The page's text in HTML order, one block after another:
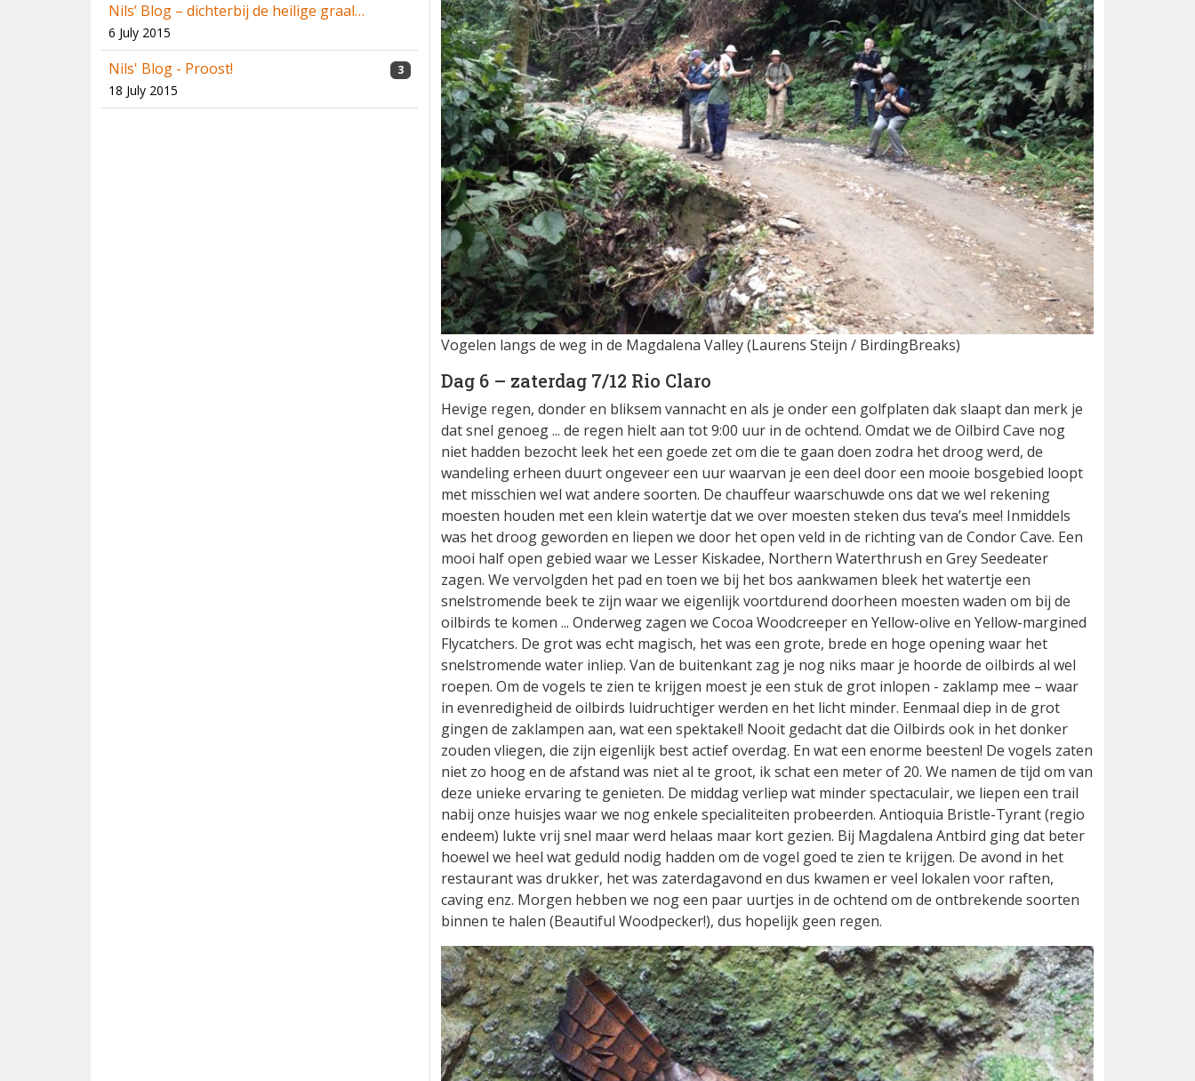
Nils’ Blog – dichterbij de heilige graal…
6 July 2015
Nils' Blog - Proost!
18 July 2015
3
Vogelen langs de weg in de Magdalena Valley (Laurens Steijn / BirdingBreaks)
Dag 6 – zaterdag 7/12 Rio Claro
Hevige regen, donder en bliksem vannacht en als je onder een golfplaten dak slaapt dan merk je
dat snel genoeg ... de regen hielt aan tot 9:00 uur in de ochtend. Omdat we de Oilbird Cave nog
niet hadden bezocht leek het een goede zet om die te gaan doen zodra het droog werd, de
wandeling erheen duurt ongeveer een uur waarvan je een deel door een mooie bosgebied loopt
met misschien wel wat andere soorten. De chauffeur waarschuwde ons dat we wel rekening
moesten houden met een klein watertje dat we over moesten steken dus teva’s mee! Inmiddels
was het droog geworden en liepen we door het open veld in de richting van de Condor Cave. Een
mooi half open gebied waar we Lesser Kiskadee, Northern Waterthrush en Grey Seedeater
zagen. We vervolgden het pad en toen we bij het bos aankwamen bleek het watertje een
snelstromende beek te zijn waar we eigenlijk voortdurend doorheen moesten waden om bij de
oilbirds te komen ... Onderweg zagen we Cocoa Woodcreeper en Yellow-olive en Yellow-margined
Flycatchers. De grot was echt magisch, het was een grote, brede en hoge opening waar het
snelstromende water inliep. Van de buitenkant zag je nog niks maar je hoorde de oilbirds al wel
roepen. Om de vogels te zien te krijgen moest je een stuk de grot inlopen - zaklamp mee – waar
in evenredigheid de oilbirds luidruchtiger werden en het licht minder. Eenmaal diep in de grot
gingen de zaklampen aan, wat een spektakel! Nooit gedacht dat die Oilbirds ook in het donker
zouden vliegen, die zijn eigenlijk best actief overdag. En wat een enorme beesten! De vogels zaten
niet zo hoog en de afstand was niet al te groot, ik schat een meter of 20. We namen de tijd om van
deze unieke ervaring te genieten. De middag verliep wat minder spectaculair, we liepen een trail
nabij onze huisjes waar we nog enkele specialiteiten probeerden. Antioquia Bristle-Tyrant (regio
endeem) lukte vrij snel maar werd helaas maar kort gezien. Bij Magdalena Antbird ging dat beter
hoewel we heel wat geduld nodig hadden om de vogel goed te zien te krijgen. De avond in het
restaurant was drukker, het was zaterdagavond en dus kwamen er veel lokalen voor raften,
caving enz. Morgen hebben we nog een paar uurtjes in de ochtend om de ontbrekende soorten
binnen te halen (Beautiful Woodpecker!), dus hopelijk geen regen.